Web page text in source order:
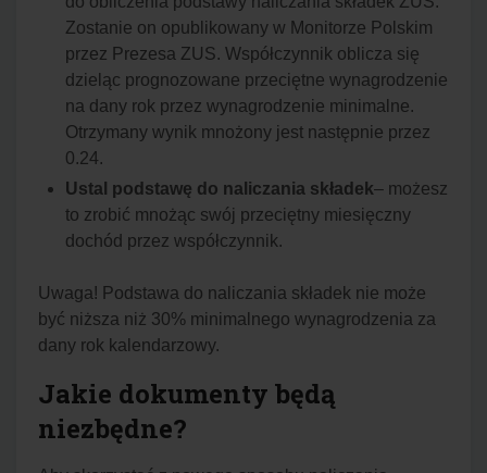
Zostanie on opublikowany w Monitorze Polskim
przez Prezesa ZUS. Współczynnik oblicza się
dzieląc prognozowane przeciętne wynagrodzenie
na dany rok przez wynagrodzenie minimalne.
Otrzymany wynik mnożony jest następnie przez
0.24.
Ustal podstawę do naliczania składek– możesz
to zrobić mnożąc swój przeciętny miesięczny
dochód przez współczynnik.
Uwaga! Podstawa do naliczania składek nie może
być niższa niż 30% minimalnego wynagrodzenia za
dany rok kalendarzowy.
Jakie dokumenty będą
niezbędne?